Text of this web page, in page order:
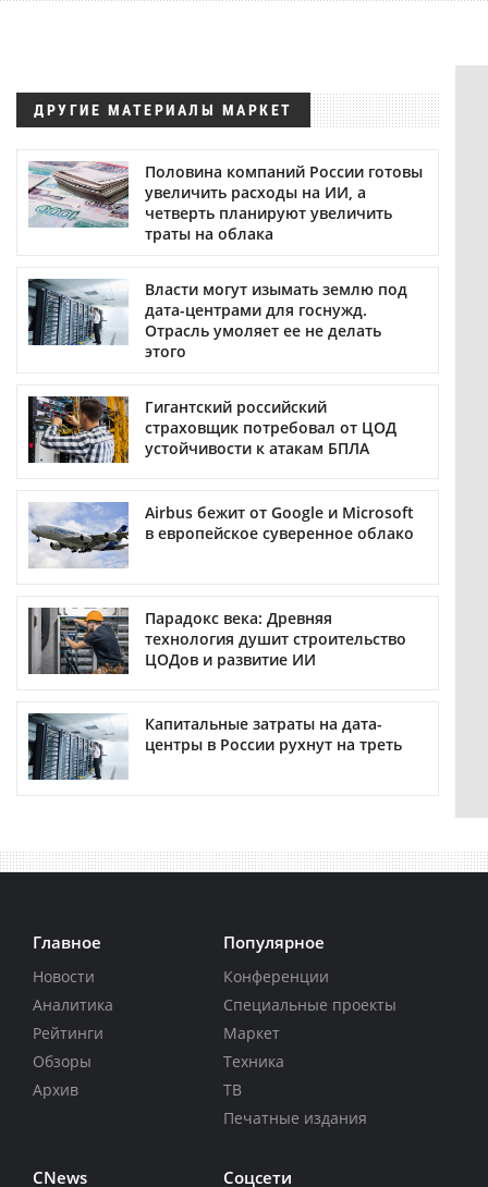
ДРУГИЕ МАТЕРИАЛЫ МАРКЕТ
Половина компаний России готовы
увеличить расходы на ИИ, а
четверть планируют увеличить
траты на облака
Власти могут изымать землю под
дата-центрами для госнужд.
Отрасль умоляет ее не делать
этого
Гигантский российский
страховщик потребовал от ЦОД
устойчивости к атакам БПЛА
Airbus бежит от Google и Microsoft
в европейское суверенное облако
Парадокс века: Древняя
технология душит строительство
ЦОДов и развитие ИИ
Капитальные затраты на дата-
центры в России рухнут на треть
Главное
Новости
Аналитика
Рейтинги
Обзоры
Архив
Популярное
Конференции
Специальные проекты
Маркет
Техника
ТВ
Печатные издания
CNews Соцсети